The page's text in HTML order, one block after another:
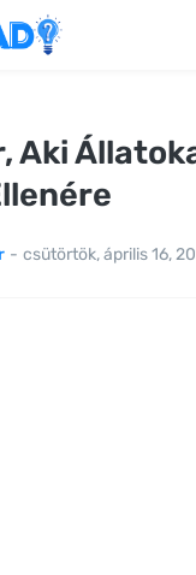
Aki
- csütörtök, április 16,